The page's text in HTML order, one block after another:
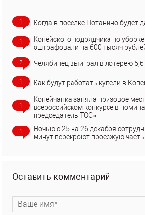
1 Когда в поселке Потанино будет
1
Копейского подрядчика по
оштрафовали на 600 тысяч
2 Челябинец выиграл в лотерею
1 Как будут работать купели в
1
Копейчанка заняла призовое
всероссийском конкурсе в
председатель ТОС»
1
Ночью с 25 на 26 декабря
минут перекроют проезжую часть
Оставить комментарий